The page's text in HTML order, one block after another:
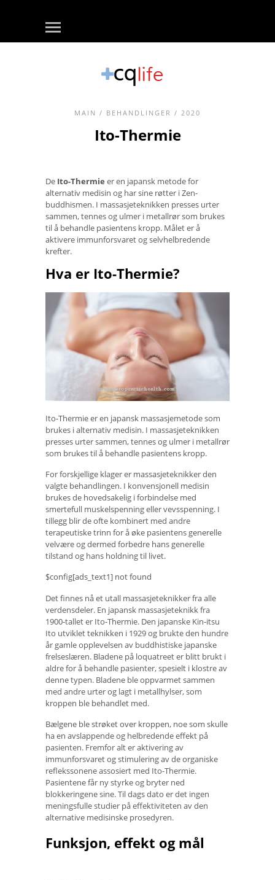
MAIN / BEHANDLINGER / 2020
Ito-Thermie
De Ito-Thermie er en japansk metode for
alternativ medisin og har sine røtter i Zen-
buddhismen. I massasjeteknikken presses urter
sammen, tennes og ulmer i metallrør som brukes
til å behandle pasientens kropp. Målet er å
aktivere immunforsvaret og selvhelbredende
krefter.
Hva er Ito-Thermie?
Ito-Thermie er en japansk massasjemetode som
brukes i alternativ medisin. I massasjeteknikken
presses urter sammen, tennes og ulmer i metallrør
som brukes til å behandle pasientens kropp.
For forskjellige klager er massasjeteknikker den
valgte behandlingen. I konvensjonell medisin
brukes de hovedsakelig i forbindelse med
smertefull muskelspenning eller vevsspenning. I
tillegg blir de ofte kombinert med andre
terapeutiske trinn for å øke pasientens generelle
velvære og dermed forbedre hans generelle
tilstand og hans holdning til livet.
$config[ads_text1] not found
Det finnes nå et utall massasjeteknikker fra alle
verdensdeler. En japansk massasjeteknikk fra
1900-tallet er Ito-Thermie. Den japanske Kin-itsu
Ito utviklet teknikken i 1929 og brukte den hundre
år gamle opplevelsen av buddhistiske japanske
frelseslæren. Bladene på loquatreet er blitt brukt i
aldre for å behandle pasienter, spesielt i klostre av
denne typen. Bladene ble oppvarmet sammen
med andre urter og lagt i metallhylser, som
kroppen ble behandlet med.
Bælgene ble strøket over kroppen, noe som skulle
ha en avslappende og helbredende effekt på
pasienten. Fremfor alt er aktivering av
immunforsvaret og stimulering av de organiske
reflekssonene assosiert med Ito-Thermie.
Pasientene får ny styrke og bryter ned
blokkeringene sine. Til dags dato er det ingen
meningsfulle studier på effektiviteten av den
alternative medisinske prosedyren.
Funksjon, effekt og mål